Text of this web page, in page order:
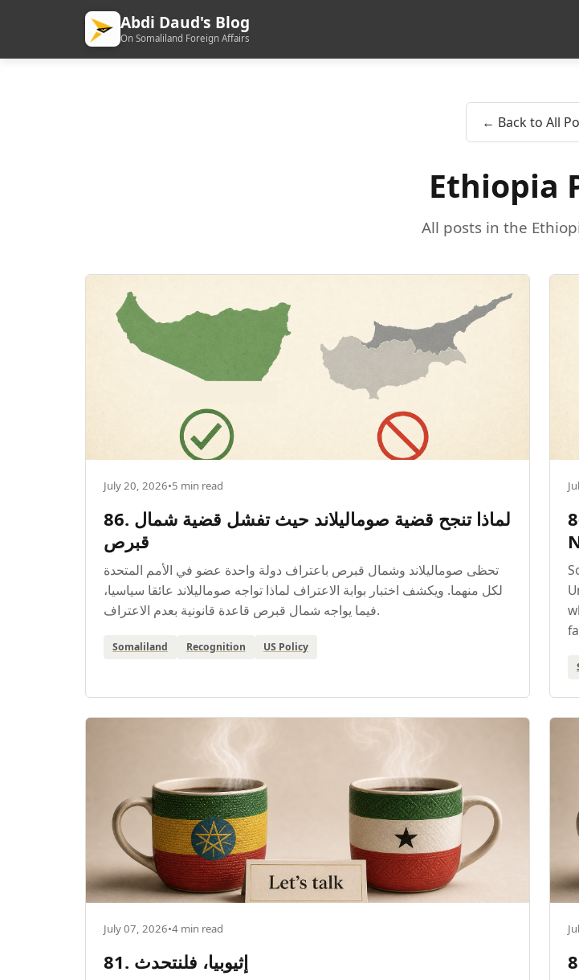
Abdi Daud's Blog
On Somaliland Foreign Affairs
← Back to All
Ethiopia
All posts in the
July 20, 2026•5 min read
86. لماذا تنجح قضية صوماليلاند حيث تفشل قضية شمال
قبرص
تحظى صوماليلاند وشمال قبرص باعتراف دولة واحدة عضو في الأمم المتحدة
لكل منهما. ويكشف اختبار بوابة الاعتراف لماذا تواجه صوماليلاند عائقا سياسيا،
فيما يواجه شمال قبرص قاعدة قانونية بعدم الاعتراف.
Somaliland Recognition US Policy
July 07, 2026•4 min read
81. إثيوبيا، فلنتحدث